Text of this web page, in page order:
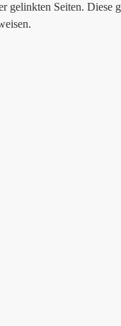
gelinkten Seiten. Diese